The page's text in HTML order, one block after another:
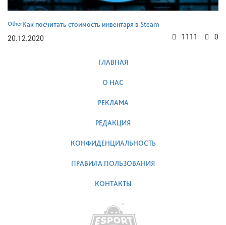
OtherКак посчитать стоимость инвентаря в Steam
20.12.2020
0
1111
ГЛАВНАЯ
О НАС
РЕКЛАМА
РЕДАКЦИЯ
КОНФИДЕНЦИАЛЬНОСТЬ
ПРАВИЛА ПОЛЬЗОВАНИЯ
КОНТАКТЫ